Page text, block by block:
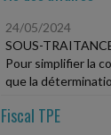
24/05/2024
SOUS-
Pour simplifier la
que la
Fiscal TPE